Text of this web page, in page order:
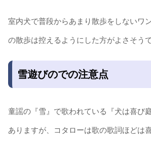
室内犬で普段からあまり散歩をしないワ
の散歩は控えるようにした方がよさそうで
雪遊びのでの注意点
童謡の『雪』で歌われている『犬は喜び
ありますが、コタローは歌の歌詞ほどは